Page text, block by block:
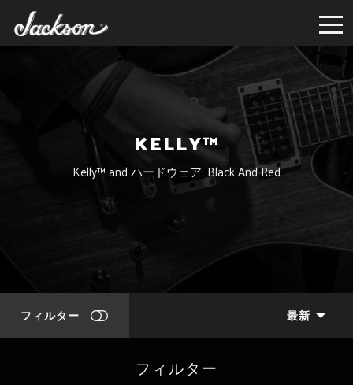
KELLY™
Kelly™ and ハードウェア: Black And Red
フィルター 最新
フィルター